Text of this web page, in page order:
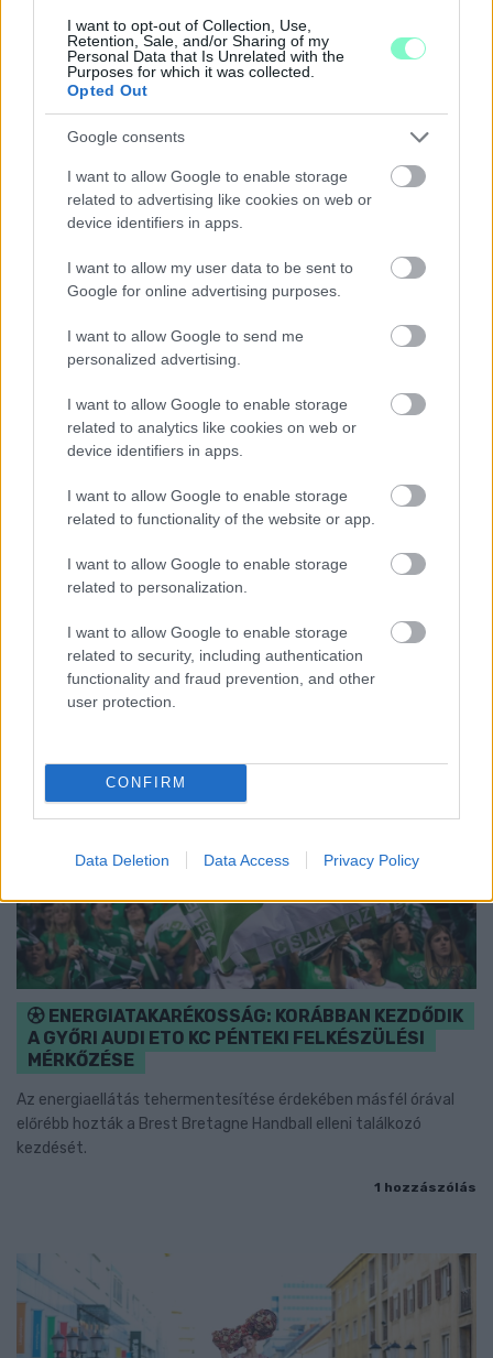
I want to opt-out of Collection, Use,
Retention, Sale, and/or Sharing of my
Personal Data that Is Unrelated with the
Purposes for which it was collected.
Opted Out
Google consents
I want to allow Google to enable storage
related to advertising like cookies on web or
device identifiers in apps.
I want to allow my user data to be sent to
Google for online advertising purposes.
I want to allow Google to send me
personalized advertising.
I want to allow Google to enable storage
related to analytics like cookies on web or
device identifiers in apps.
I want to allow Google to enable storage
related to functionality of the website or app.
I want to allow Google to enable storage
related to personalization.
I want to allow Google to enable storage
related to security, including authentication
functionality and fraud prevention, and other
user protection.
CONFIRM
Data Deletion Data Access Privacy Policy
Szólj hozzá!
A BAROKK ÖSSZES ÁRNYALATA ÉS MÉG EGY SOR
GYŐRBEN
Középpontban a hagyományőrzés, de lesz Pogány Induló és
Majka koncert, jóga szeánsz, “borhajózás” és egy csomó minden
ENERGIATAKARÉKOSSÁG: KORÁBBAN KEZDŐDIK
A GYŐRI AUDI ETO KC PÉNTEKI FELKÉSZÜLÉSI
MÉRKŐZÉSE
Az energiaellátás tehermentesítése érdekében másfél órával
előrébb hozták a Brest Bretagne Handball elleni találkozó
kezdését.
1 hozzászólás